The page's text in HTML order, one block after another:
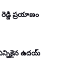
ప్రయాణం
ఉదయ్